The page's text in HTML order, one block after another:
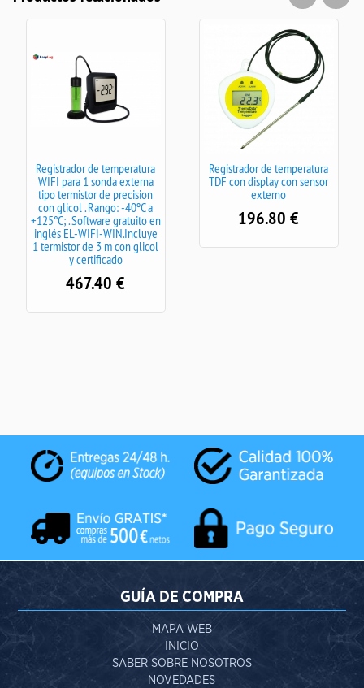
Registrador de temperatura
WIFI para 1 sonda externa
tipo termistor de precision
con glicol . Rango: -40ºC a
+125°C; . Software gratuito en
inglés EL-WIFI-WIN.Incluye
1 termistor de 3 m con glicol
y certificado
467.40 €
Registrador de temperatura
TDF con display con sensor
externo
196.80 €
GUÍA DE COMPRA
MAPA WEB
INICIO
SABER SOBRE NOSOTROS
NOVEDADES